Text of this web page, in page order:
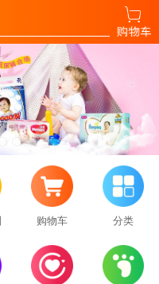
购物车 分类
蓝牙无线鼠标静音无声可充电款游戏电竞男女生
毫秒级响应，无线零延迟搭载行业顶尖无线传输技术，配合高性能主控芯片，实现原生回报率与微秒级信号传输。抗干扰算法加持，传输稳定性媲美有线，无论是游戏的瞬镜甩枪，还是的精准走位，都能同步手速、无拖泥带水，彻底消除无线延迟焦虑。旗舰硬件，硬核性能